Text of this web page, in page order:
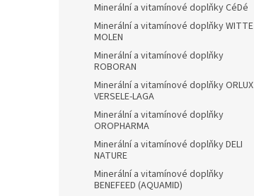
Minerální a vitamínové doplňky CéDé
Minerální a vitamínové doplňky WITTE
MOLEN
Minerální a vitamínové doplňky
ROBORAN
Minerální a vitamínové doplňky ORLUX
VERSELE-LAGA
Minerální a vitamínové doplňky
OROPHARMA
Minerální a vitamínové doplňky DELI
NATURE
Minerální a vitamínové doplňky
BENEFEED (AQUAMID)